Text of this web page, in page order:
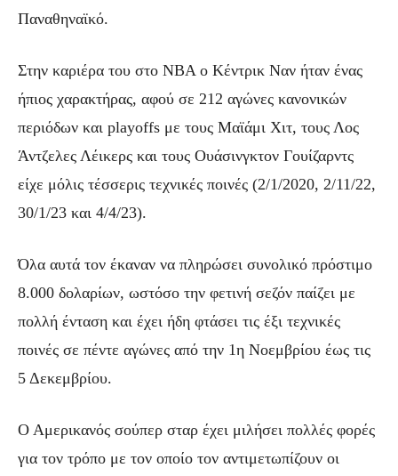
Παναθηναϊκό.
Στην καριέρα του στο NBA ο Κέντρικ Ναν ήταν ένας
ήπιος χαρακτήρας, αφού σε 212 αγώνες κανονικών
περιόδων και playoffs με τους Μαϊάμι Χιτ, τους Λος
Άντζελες Λέικερς και τους Ουάσινγκτον Γουίζαρντς
είχε μόλις τέσσερις τεχνικές ποινές (2/1/2020, 2/11/22,
30/1/23 και 4/4/23).
Όλα αυτά τον έκαναν να πληρώσει συνολικό πρόστιμο
8.000 δολαρίων, ωστόσο την φετινή σεζόν παίζει με
πολλή ένταση και έχει ήδη φτάσει τις έξι τεχνικές
ποινές σε πέντε αγώνες από την 1η Νοεμβρίου έως τις
5 Δεκεμβρίου.
Ο Αμερικανός σούπερ σταρ έχει μιλήσει πολλές φορές
για τον τρόπο με τον οποίο τον αντιμετωπίζουν οι